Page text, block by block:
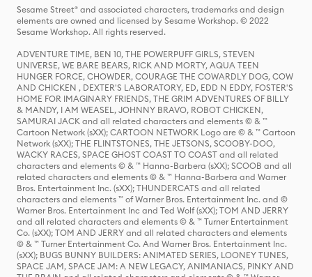
Sesame Street® and associated characters, trademarks and design
elements are owned and licensed by Sesame Workshop. © 2022
Sesame Workshop. All rights reserved.
ADVENTURE TIME, BEN 10, THE POWERPUFF GIRLS, STEVEN
UNIVERSE, WE BARE BEARS, RICK AND MORTY, AQUA TEEN
HUNGER FORCE, CHOWDER, COURAGE THE COWARDLY DOG, COW
AND CHICKEN , DEXTER'S LABORATORY, ED, EDD N EDDY, FOSTER'S
HOME FOR IMAGINARY FRIENDS, THE GRIM ADVENTURES OF BILLY
& MANDY, I AM WEASEL, JOHNNY BRAVO, ROBOT CHICKEN,
SAMURAI JACK and all related characters and elements © & ™
Cartoon Network (sXX); CARTOON NETWORK Logo are © & ™ Cartoon
Network (sXX); THE FLINTSTONES, THE JETSONS, SCOOBY-DOO,
WACKY RACES, SPACE GHOST COAST TO COAST and all related
characters and elements © & ™ Hanna-Barbera (sXX); SCOOB and all
related characters and elements © & ™ Hanna-Barbera and Warner
Bros. Entertainment Inc. (sXX); THUNDERCATS and all related
characters and elements ™ of Warner Bros. Entertainment Inc. and ©
Warner Bros. Entertainment Inc and Ted Wolf (sXX); TOM AND JERRY
and all related characters and elements © & ™ Turner Entertainment
Co. (sXX); TOM AND JERRY and all related characters and elements
© & ™ Turner Entertainment Co. And Warner Bros. Entertainment Inc.
(sXX); BUGS BUNNY BUILDERS: ANIMATED SERIES, LOONEY TUNES,
SPACE JAM, SPACE JAM: A NEW LEGACY, ANIMANIACS, PINKY AND